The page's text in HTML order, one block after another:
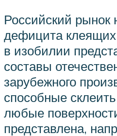
Российский рынок
дефицита
в изобилии
составы
зарубежного
способные
любые
представлена,